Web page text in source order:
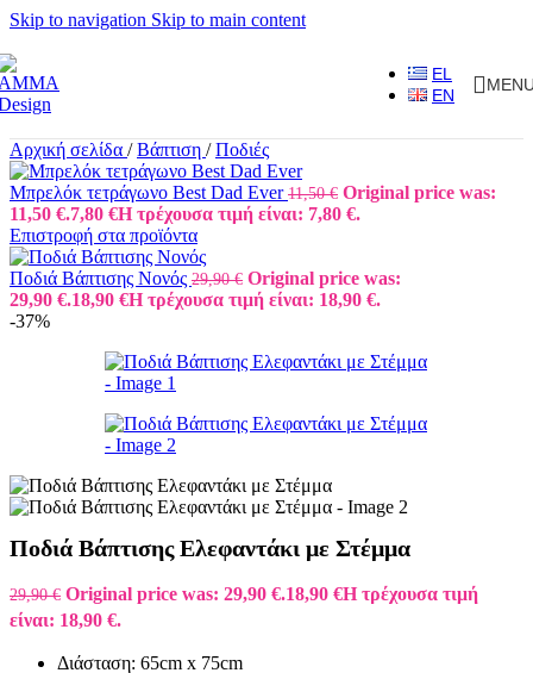
Skip to navigation Skip to main content
EL
EN
Αρχική σελίδα / Βάπτιση / Ποδιές
Μπρελόκ τετράγωνο Best Dad Ever11,50€ Original price was:
11,50 €.7,80 €Η τρέχουσα τιμή είναι: 7,80 €.
Επιστροφή στα προϊόντα
Ποδιά Βάπτισης Νονός 29,90€ Original price was:
29,90 €.18,90 €Η τρέχουσα τιμή είναι: 18,90 €.
-37%
Ποδιά Βάπτισης Ελεφαντάκι με Στέμμα
29,90€ Original price was: 29,90 €.18,90 €Η τρέχουσα τιμή
είναι: 18,90 €.
Διάσταση: 65cm x 75cm